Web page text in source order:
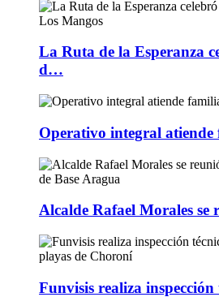
La Ruta de la Esperanza
d…
Operativo integral
Alcalde Rafael Morales
Funvisis realiza